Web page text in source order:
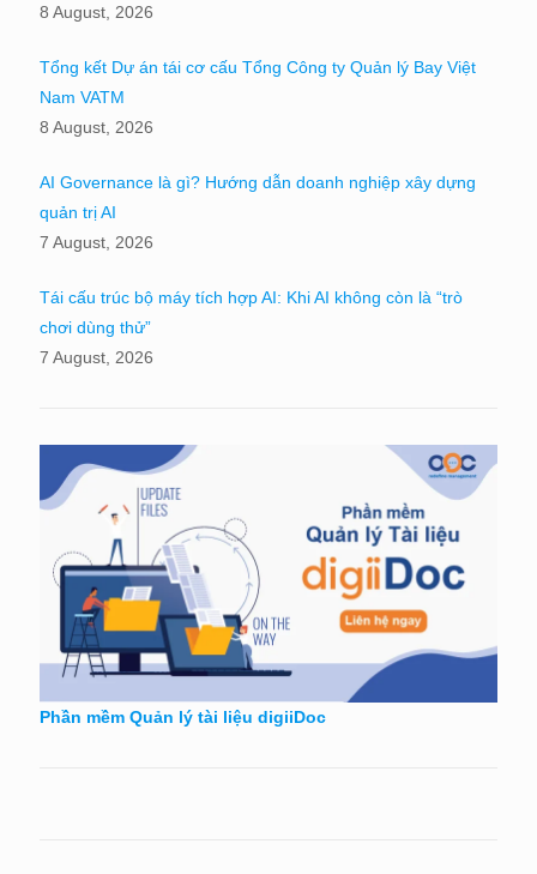
8 August, 2026
Tổng kết Dự án tái cơ cấu Tổng Công ty Quản lý Bay Việt
Nam VATM
8 August, 2026
AI Governance là gì? Hướng dẫn doanh nghiệp xây dựng
quản trị AI
7 August, 2026
Tái cấu trúc bộ máy tích hợp AI: Khi AI không còn là “trò
chơi dùng thử”
7 August, 2026
Phần mềm Quản lý tài liệu digiiDoc